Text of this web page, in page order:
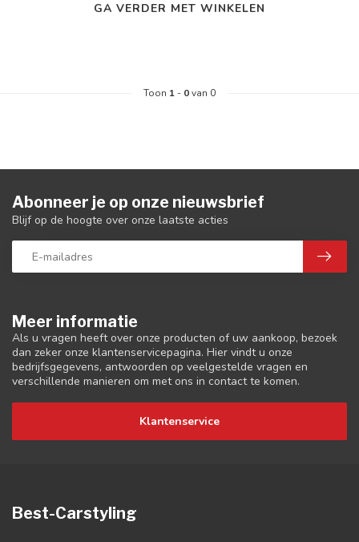
GA VERDER MET WINKELEN
Toon 1 - 0van 0
Meer informatie
Als u vragen heeft over onze producten of uw aankoop, bezoek
dan zeker onze klantenservicepagina. Hier vindt u onze
bedrijfsgegevens, antwoorden op veelgestelde vragen en
verschillende manieren om met ons in contact te komen.
Klantenservice
Abonneer je op onze nieuwsbrief
Blijf op de hoogte over onze laatste acties
Best-Carstyling